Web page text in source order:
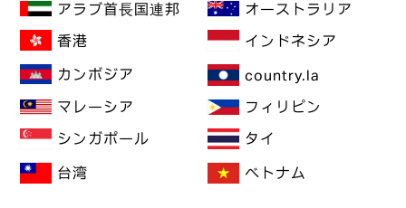
アラブ首長国連邦 オーストラリア
香港 インドネシア
カンボジア country.la
マレーシア フィリピン
シンガポール タイ
台湾 ベトナム